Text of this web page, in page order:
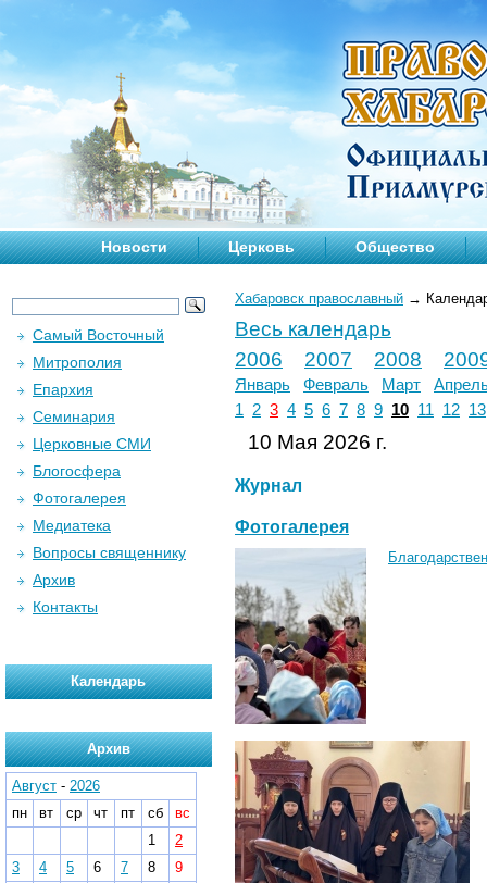
Новости Церковь Общество
Хабаровск православный →
Весь календарь
2006
2007 2008
Январь Февраль Март
1
2 3 4 5 6 7 8 9 10 11 12 13
10 Мая 2026 г.
Журнал
Фотогалерея
Самый Восточный
Митрополия
Епархия
Семинария
Церковные СМИ
Блогосфера
Фотогалерея
Медиатека
Вопросы священнику
Архив
Контакты
Календарь
Архив
Август - 2026
пн
вт ср чт пт сб
вс
1
2
3
4 5 6 7 8
9